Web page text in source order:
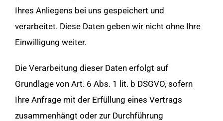
Ihres Anliegens bei uns gespeichert und
verarbeitet. Diese Daten geben wir nicht ohne Ihre
Einwilligung weiter.
Die Verarbeitung dieser Daten erfolgt auf
Grundlage von Art. 6 Abs. 1 lit. b DSGVO, sofern
Ihre Anfrage mit der Erfüllung eines Vertrags
zusammenhängt oder zur Durchführung